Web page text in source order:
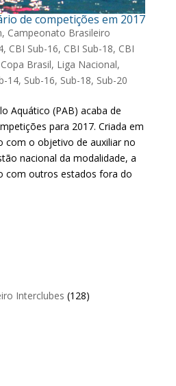
de competições em 2017
, Campeonato Brasileiro
, CBI Sub-16, CBI Sub-18, CBI
Copa Brasil, Liga Nacional,
14, Sub-16, Sub-18, Sub-20
Aquático (PAB) acaba de
para 2017. Criada em
com o objetivo de auxiliar no
nacional da modalidade, a
com outros estados fora do
Interclubes (128)